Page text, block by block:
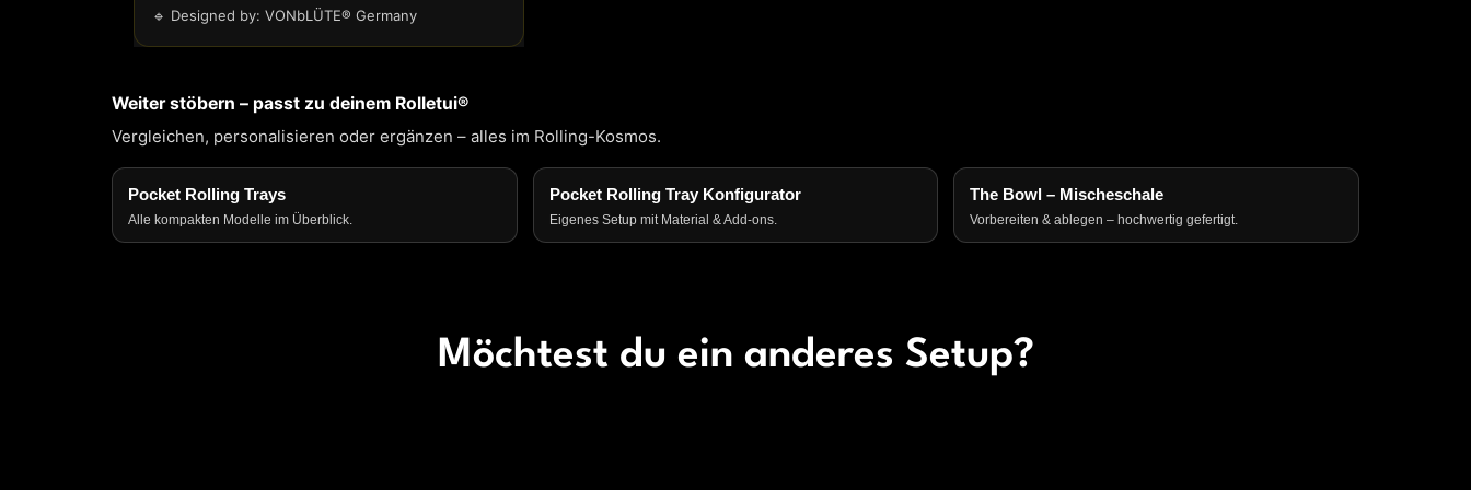
🔹 Designed by: VONbLÜTE® Germany
Weiter stöbern – passt zu deinem Rolletui®
Vergleichen, personalisieren oder ergänzen – alles im Rolling-Kosmos.
Pocket Rolling Trays
Alle kompakten Modelle im Überblick.
Pocket Rolling Tray Konfigurator
Eigenes Setup mit Material & Add-ons.
The Bowl – Mischeschale
Vorbereiten & ablegen – hochwertig gefertigt.
Möchtest du ein anderes Setup?